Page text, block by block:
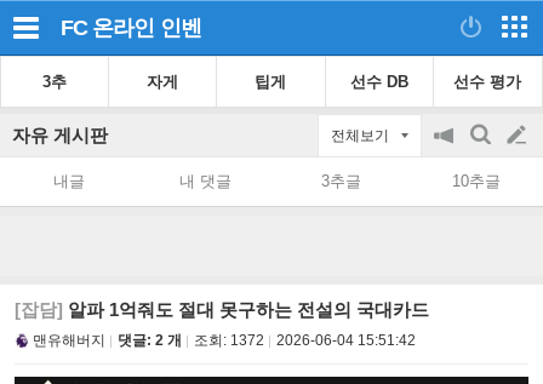
FC 온라인 인벤
3추 자게 팁게 선수 DB 선수 평가
자유 게시판 전체보기
공
지
on/off
검
색
글
쓰
내글 내 댓글 3추글 10추글
[잡담] 알파 1억줘도 절대 못구하는 전설의 국대카드
맨유해버지 댓글: 2 개 조회: 1372 2026-06-04 15:51:42